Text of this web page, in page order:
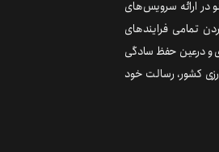
نو در ارائه سرویس‌های
تمامی فرایندهای
و درعین حفظ سادگی
کشور، رسالت خود